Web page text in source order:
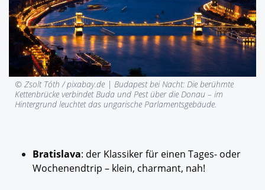
© Zsolt Tóth / pixabay.de | Budapest bei Nacht: Die berühmte
Kettenbrücke verbindet Buda und Pest über die Donau – im
Hintergrund leuchtet das ungarische Parlamentsgebäude.
Bratislava: der Klassiker für einen Tages- oder
Wochenendtrip – klein, charmant, nah!